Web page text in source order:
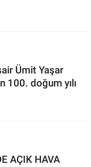
Ümit Yaşar
100. doğum yılı
AÇIK HAVA